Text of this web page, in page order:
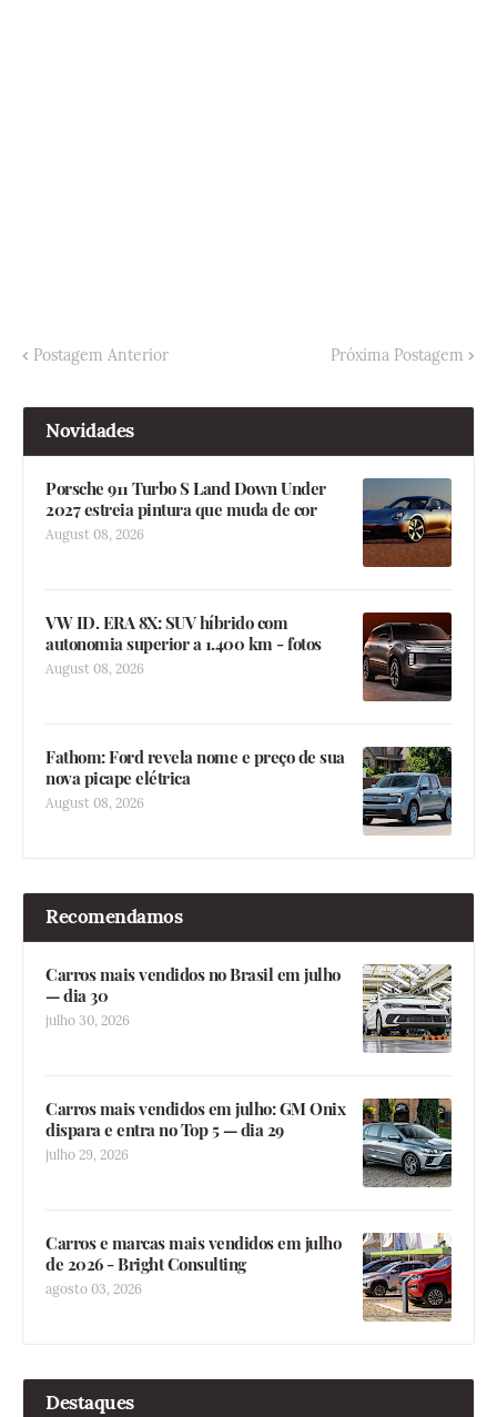
Postagem Anterior Próxima Postagem
Novidades
Porsche 911 Turbo S Land Down Under
2027 estreia pintura que muda de cor
August 08, 2026
VW ID. ERA 8X: SUV híbrido com
autonomia superior a 1.400 km - fotos
August 08, 2026
Fathom: Ford revela nome e preço de sua
nova picape elétrica
August 08, 2026
Recomendamos
Carros mais vendidos no Brasil em julho
— dia 30
julho 30, 2026
Carros mais vendidos em julho: GM Onix
dispara e entra no Top 5 — dia 29
julho 29, 2026
Carros e marcas mais vendidos em julho
de 2026 - Bright Consulting
agosto 03, 2026
Destaques